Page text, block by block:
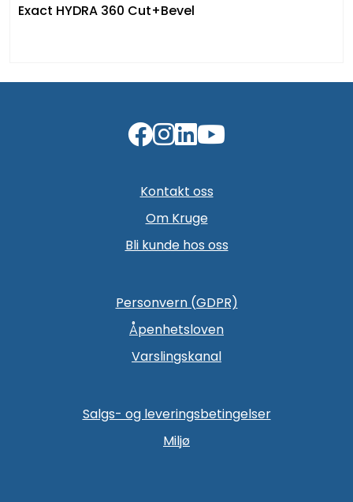
Exact HYDRA 360 Cut+Bevel
Kontakt oss
Om Kruge
Bli kunde hos oss
Personvern (GDPR)
Åpenhetsloven
Varslingskanal
Salgs- og leveringsbetingelser
Miljø